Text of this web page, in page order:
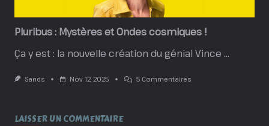
De
Plus…
Vraiment
Pluribus : Mystères et Ondes cosmiques !
Ça y est : la nouvelle création du génial Vince ...
Sands Nov 12, 2025 5 CommentairesSur
LAISSER UN COMMENTAIRE